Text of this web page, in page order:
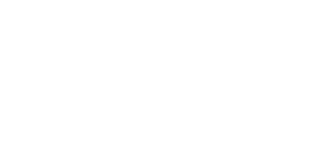
荣在党50年”纪念章颁发仪式，仪式庄重简朴温情真挚，
礼赞，也是一场浸润人心的党性教育活动。